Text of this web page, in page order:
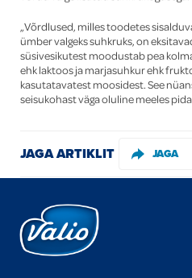
„Võrdlused, milles toodetes
ümber valgeks suhkruks, on
süsivesikutest moodustab pea
ehk laktoos ja marjasuhkur ehk
kasutatavatest moosidest. See
seisukohast väga oluline meeles
JAGA ARTIKLIT JAGA